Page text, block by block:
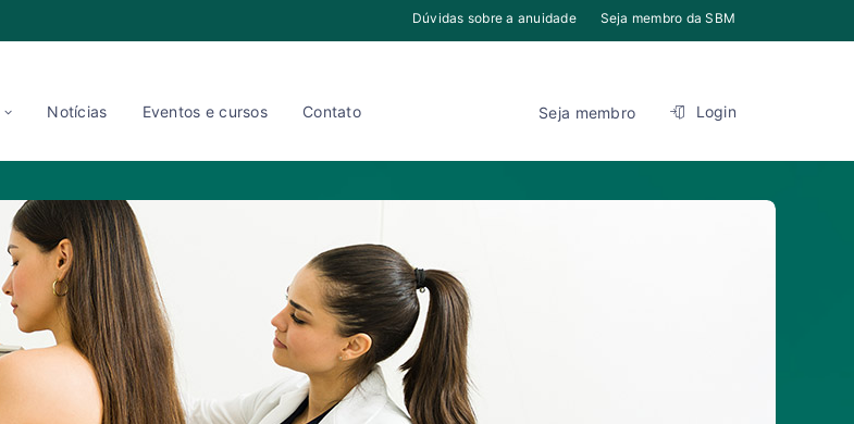
Dúvidas sobre a anuidade Seja membro da SBM
Notícias Eventos e cursos Contato Seja membro Login